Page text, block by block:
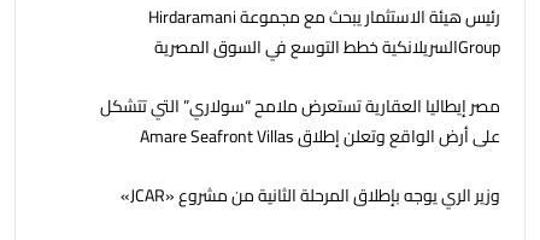
رئيس هيئة الاستثمار يبحث مع مجموعة Hirdaramani
Groupالسريلانكية خطط التوسع في السوق المصرية
مصر إيطاليا العقارية تستعرض ملامح “سولاري” التي تتشكل
على أرض الواقع وتعلن إطلاق Amare Seafront Villas
وزير الري يوجه بإطلاق المرحلة الثانية من مشروع «JCAR»